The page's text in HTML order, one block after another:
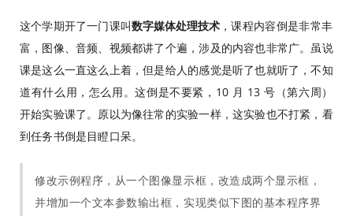
这个学期开了一门课叫数字媒体处理技术 ，课程内容倒是非常丰
富，图像、音频、视频都讲了个遍，涉及的内容也非常广。虽说
课是这么一直这么上着，但是给人的感觉是听了也就听了，不知
道有什么用，怎么用。这倒是不要紧，10 月 13 号（第六周）
开始实验课了。原以为像往常的实验一样，这实验也不打紧，看
到任务书倒是目瞪口呆。
修改示例程序，从一个图像显示框，改造成两个显示框，
并增加一个文本参数输出框，实现类似下图的基本程序界